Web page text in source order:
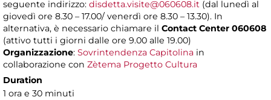
seguente indirizzo: disdetta.visite@060608.it (dal lunedì al
giovedì ore 8.30 – 17.00/ venerdì ore 8.30 – 13.30). In
alternativa, è necessario chiamare il Contact Center 060608
(attivo tutti i giorni dalle ore 9.00 alle 19.00)
Organizzazione: Sovrintendenza Capitolina in
collaborazione con Zètema Progetto Cultura
Duration
1 ora e 30 minuti